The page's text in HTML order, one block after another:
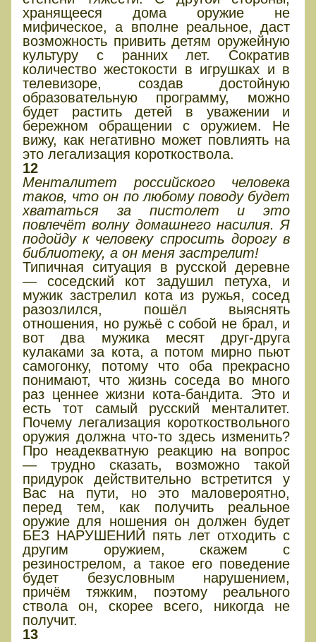
хранящееся дома оружие не
мифическое, а вполне реальное, даст
возможность привить детям оружейную
культуру с ранних лет. Сократив
количество жестокости в игрушках и в
телевизоре, создав достойную
образовательную программу, можно
будет растить детей в уважении и
бережном обращении с оружием. Не
вижу, как негативно может повлиять на
это легализация короткоствола.
12
Менталитет российского человека
таков, что он по любому поводу будет
хвататься за пистолет и это
повлечёт волну домашнего насилия. Я
подойду к человеку спросить дорогу в
библиотеку, а он меня застрелит!
Типичная ситуация в русской деревне
— соседский кот задушил петуха, и
мужик застрелил кота из ружья, сосед
разозлился, пошёл выяснять
отношения, но ружьё с собой не брал, и
вот два мужика месят друг-друга
кулаками за кота, а потом мирно пьют
самогонку, потому что оба прекрасно
понимают, что жизнь соседа во много
раз ценнее жизни кота-бандита. Это и
есть тот самый русский менталитет.
Почему легализация короткоствольного
оружия должна что-то здесь изменить?
Про неадекватную реакцию на вопрос
— трудно сказать, возможно такой
придурок действительно встретится у
Вас на пути, но это маловероятно,
перед тем, как получить реальное
оружие для ношения он должен будет
БЕЗ НАРУШЕНИЙ пять лет отходить с
другим оружием, скажем с
резинострелом, а такое его поведение
будет безусловным нарушением,
причём тяжким, поэтому реального
ствола он, скорее всего, никогда не
получит.
13